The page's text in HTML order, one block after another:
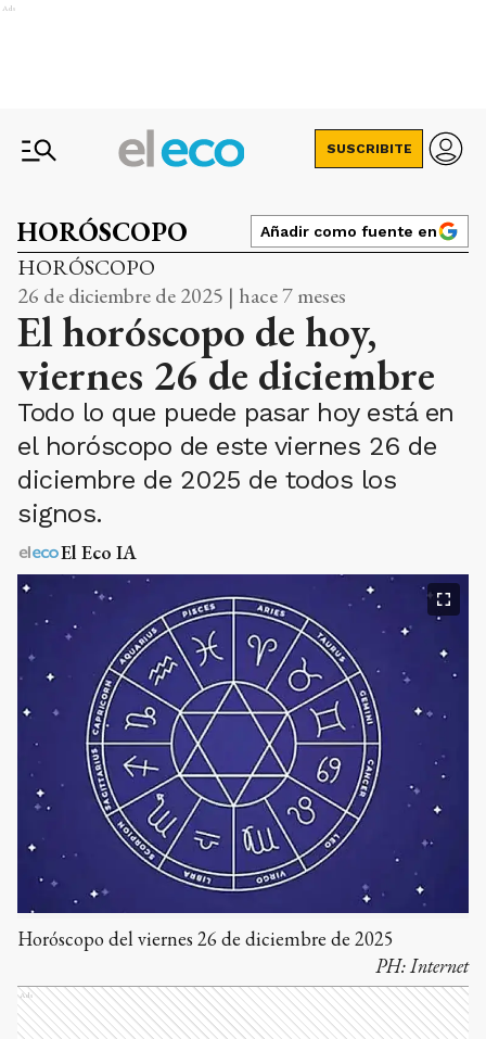
Ads
SUSCRIBITE
HORÓSCOPO Añadir como fuente en
HORÓSCOPO
26 de diciembre de 2025 | hace 7 meses
El horóscopo de hoy,
viernes 26 de diciembre
Todo lo que puede pasar hoy está en
el horóscopo de este viernes 26 de
diciembre de 2025 de todos los
signos.
El Eco IA
Horóscopo del viernes 26 de diciembre de 2025
PH:Internet
Ads